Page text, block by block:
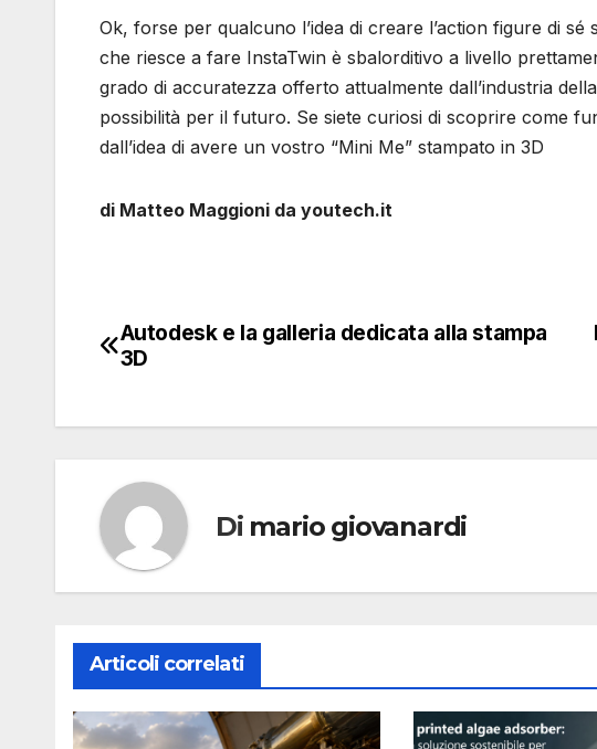
Ok, forse per qualcuno l’idea di creare l’action figure di
che riesce a fare InstaTwin è sbalorditivo a livello
grado di accuratezza offerto attualmente dall’industria
possibilità per il futuro. Se siete curiosi di scoprire come
dall’idea di avere un vostro “Mini Me” stampato in 3D
di Matteo Maggioni da youtech.it
Navigazione
Autodesk e la galleria dedicata alla stampa
3D
Di mario giovanardi
Articoli correlati